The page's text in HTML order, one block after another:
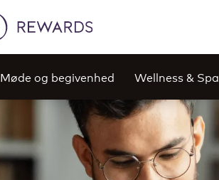
Møde og begivenhed Wellness & Spa